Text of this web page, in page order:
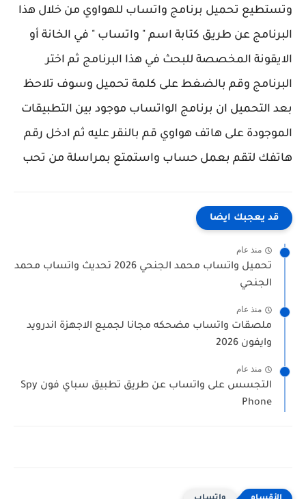
وتستطيع تحميل برنامج واتساب للهواوي من خلال هذا
البرنامج عن طريق كتابة اسم " واتساب " في الخانة أو
الايقونة المخصصة للبحث في هذا البرنامج ثم اختر
البرنامج وقم بالضغط على كلمة تحميل وسوف تلاحظ
بعد التحميل ان برنامج الواتساب موجود بين التطبيقات
الموجودة على هاتف هواوي قم بالنقر عليه ثم ادخل رقم
هاتفك لتقم بعمل حساب واستمتع بمراسلة من تحب
قد يعجبك ايضا
منذ عام
تحميل واتساب محمد الجنحي 2026 تحديث واتساب محمد
الجنحي
منذ عام
ملصقات واتساب مضحكه مجانا لجميع الاجهزة اندرويد
وايفون 2026
منذ عام
التجسس على واتساب عن طريق تطبيق سباي فون Spy
Phone